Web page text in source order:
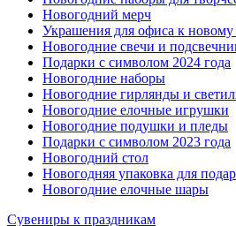
Новогодний мерч
Украшения для офиса к новому
Новогодние свечи и
Подарки с символом 2024 года
Новогодние наборы
Новогодние гирлянды и
Новогодние елочные игрушки
Новогодние подушки и пледы
Подарки с символом 2023 года
Новогодний стол
Новогодняя упаковка для
Новогодние елочные шары
Сувениры к праздникам